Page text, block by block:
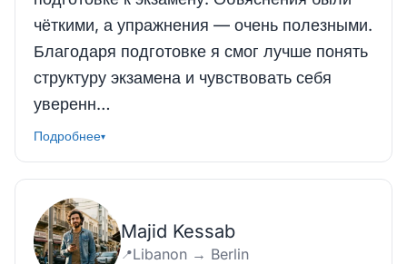
чёткими, а упражнения — очень полезными.
Благодаря подготовке я смог лучше понять
структуру экзамена и чувствовать себя
уверенн…
Подробнее▾
Majid Kessab
📍Libanon → Berlin